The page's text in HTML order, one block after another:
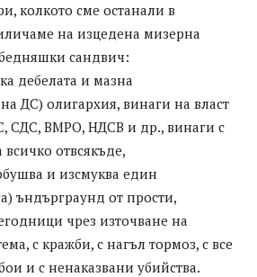
колкото сме останали в
на изцедена мизерна
сандвич:
дебелата и мазна
ДС) олигархия, винаги на власт
СДС, ВМРО, НДСВ и др., винаги с
отвсякъде,
и изсмуква един
ъндърграунд от прости,
чрез източване на
с кражби, с нагъл тормоз, с все
и с ненаказвани убийства.